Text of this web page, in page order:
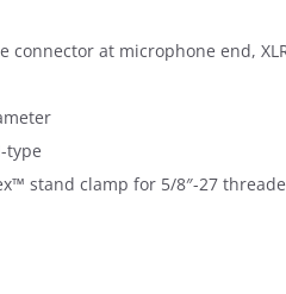
connector at microphone end,
type
stand clamp for 5/8″-27